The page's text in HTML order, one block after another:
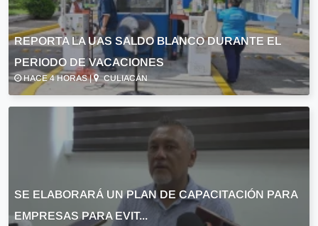
REPORTA LA UAS SALDO BLANCO DURANTE EL
PERIODO DE VACACIONES
HACE 4 HORAS | CULIACÁN
SE ELABORARÁ UN PLAN DE CAPACITACIÓN PARA
EMPRESAS PARA EVIT...